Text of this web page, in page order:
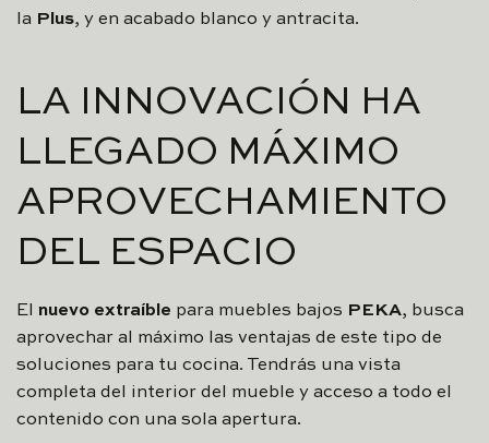
la Plus, y en acabado blanco y antracita.
LA INNOVACIÓN HA
LLEGADO MÁXIMO
APROVECHAMIENTO
DEL ESPACIO
El nuevo extraíble para muebles bajos PEKA, busca
aprovechar al máximo las ventajas de este tipo de
soluciones para tu cocina. Tendrás una vista
completa del interior del mueble y acceso a todo el
contenido con una sola apertura.